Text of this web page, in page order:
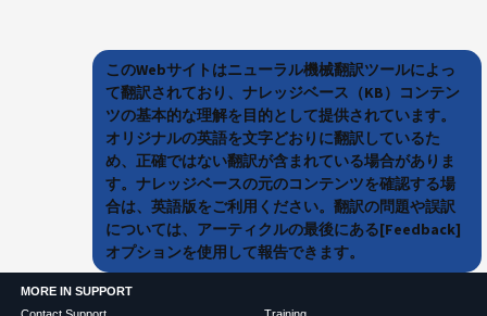
このWebサイトはニューラル機械翻訳ツールによっ
て翻訳されており、ナレッジベース（KB）コンテン
ツの基本的な理解を目的として提供されています。
オリジナルの英語を文字どおりに翻訳しているた
め、正確ではない翻訳が含まれている場合がありま
す。ナレッジベースの元のコンテンツを確認する場
合は、英語版をご利用ください。翻訳の問題や誤訳
については、アーティクルの最後にある[Feedback]
オプションを使用して報告できます。
MORE IN SUPPORT